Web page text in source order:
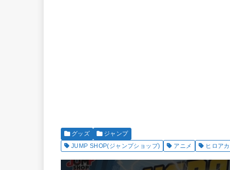
グッズ
ジャンプ
JUMP SHOP(ジャンプショップ)
アニメ ヒロアカ